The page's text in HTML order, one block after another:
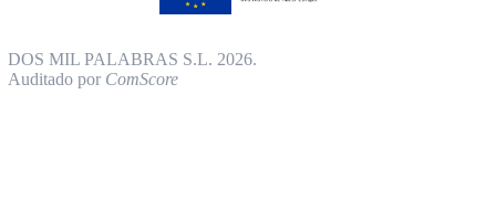
DOS MIL PALABRAS S.L. 2026.
Auditado por ComScore